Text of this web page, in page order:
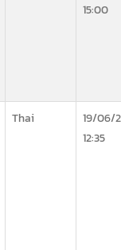
15:00
Thai
19/06/
12:35